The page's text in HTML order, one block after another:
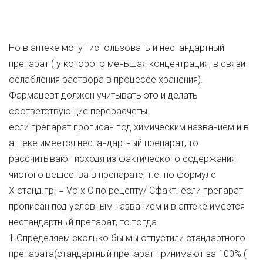
Но в аптеке могут использовать и нестандартный
препарат ( у которого меньшая концентрация, в связи
ослабления раствора в процессе хранения).
Фармацевт должен учитывать это и делать
соответствующие перерасчеты.
если препарат прописан под химическим названием и в
аптеке имеется нестандартный препарат, то
рассчитывают исходя из фактического содержания
чистого вещества в препарате, т.е. по формуле
Х станд.пр. = Vо х С по рецепту/ Cфакт. если препарат
прописан под условным названием и в аптеке имеется
нестандартный препарат, то тогда
1.Определяем сколько бы мы отпустили стандартного
препарата(стандартный препарат принимают за 100% (